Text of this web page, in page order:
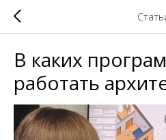
В каких
работать